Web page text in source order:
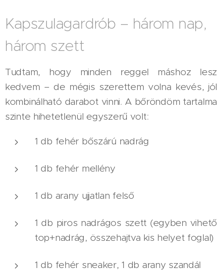
Kapszulagardrób – három nap,
három szett
Tudtam, hogy minden reggel máshoz lesz
kedvem – de mégis szerettem volna kevés, jól
kombinálható darabot vinni. A bőröndöm tartalma
szinte hihetetlenül egyszerű volt:
1 db fehér bőszárú nadrág
1 db fehér mellény
1 db arany ujjatlan felső
1 db piros nadrágos szett (egyben vihető
top+nadrág, összehajtva kis helyet foglal)
1 db fehér sneaker, 1 db arany szandál